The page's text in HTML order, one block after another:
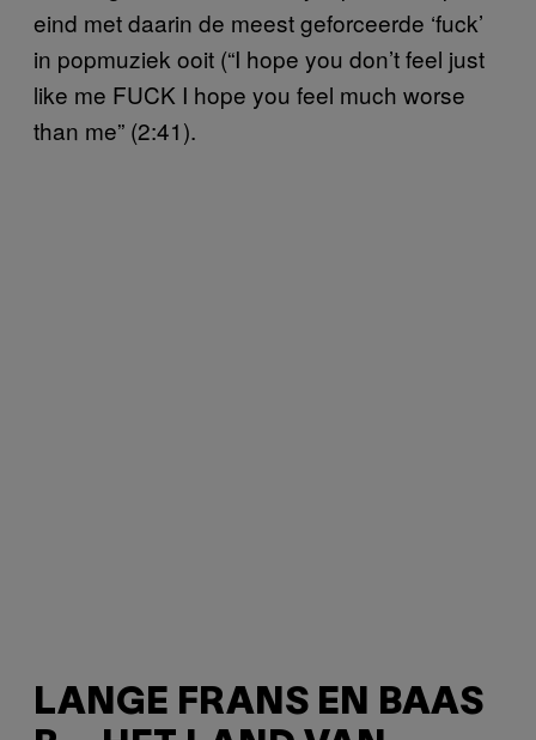
eind met daarin de meest geforceerde ‘fuck’
in popmuziek ooit (“I hope you don’t feel just
like me FUCK I hope you feel much worse
than me” (2:41).
LANGE FRANS EN BAAS